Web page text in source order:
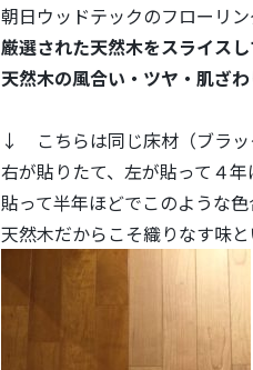
朝日ウッドテックのフローリン
厳選された天然木をスライスし
天然木の風合い・ツヤ・肌ざ
↓ こちらは同じ床材（ブラッ
右が貼りたて、左が貼って４年
貼って半年ほどでこのような色
天然木だからこそ織りなす味と